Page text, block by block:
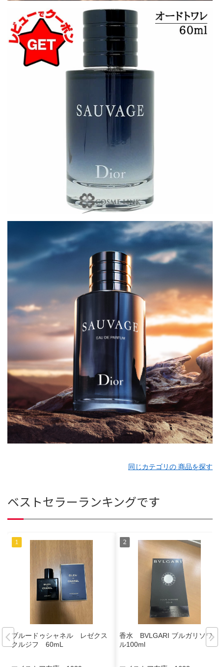
同じカテゴリの 商品を探す
ベストセラーランキングです
ブルードゥシャネル レゼクス
クルジフ 60mL
香水 BVLGARI ブルガリソワー
ル100ml